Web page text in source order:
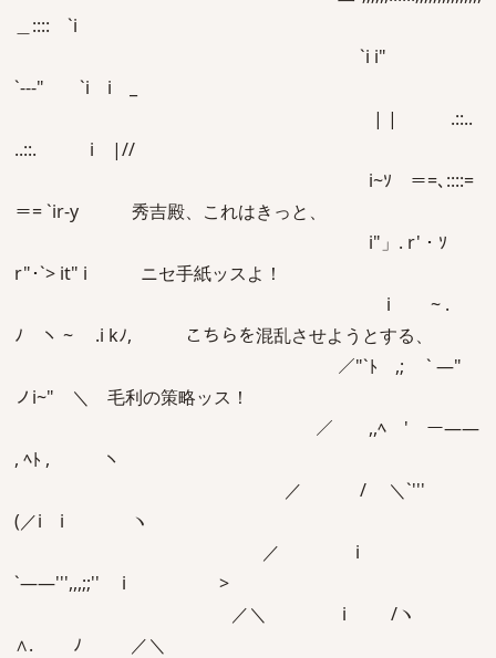
＿:::: `i
`i i"
`‐-‐" `i i _
| | .::..
..::. i |//
i~ｿ ＝=､::::=
＝= `ir‐y 秀吉殿、これはきっと、
i"」. r' ･ ｿ
r"･`> it" i ニセ手紙ッスよ！
ゝi ~ .
ﾉ ヽ ~ .i kﾉ, こちらを混乱させようとする、
／"`ﾄ ,; ` ―"
ノi~" ＼ 毛利の策略ッス！
／ ,,ﾍ ' ー――
, ﾍﾄ , ヽ
／ / ＼`'''
(／i i ヽ
／ i ゝ
`――''',,,;;'' i >
／＼ i /ヽ
∧. ﾉ ／＼